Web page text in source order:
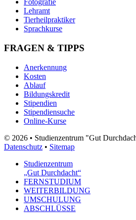
Fotografie
Lehramt
Tierheilpraktiker
Sprachkurse
FRAGEN & TIPPS
Anerkennung
Kosten
Ablauf
Bildungskredit
Stipendien
Stipendiensuche
Online-Kurse
© 2026 • Studienzentrum "Gut
Datenschutz • Sitemap
Studienzentrum
„Gut Durchdacht“
FERNSTUDIUM
WEITERBILDUNG
UMSCHULUNG
ABSCHLÜSSE